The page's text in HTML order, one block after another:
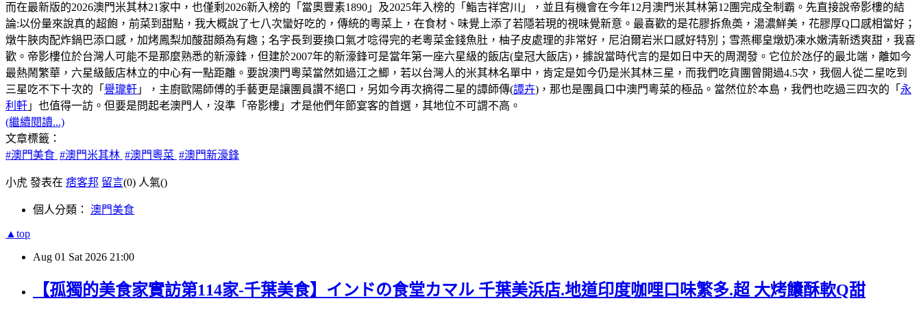
而在最新版的2026澳門米其林21家中，也僅剩2026新入榜的「當奧豐素1890」及2025年入榜的「鮨吉祥宮川」，並且有機會在今年12月澳門米其林第12團完成全制霸。先直接說帝影樓的結
論:以份量來說真的超飽，前菜到甜點，我大概說了七八次蠻好吃的，傳統的粵菜上，在食材、味覺上添了若隱若現的視味覺新意。最喜歡的是花膠拆魚𡙡，湯濃鮮美，花膠厚Q口感相當好；
燉牛脥肉配炸鍋巴添口感，加烤鳳梨加酸甜頗為有趣；名字長到要換口氣才唸得完的老粵菜金錢魚肚，柚子皮處理的非常好，尼泊爾岩米口感好特別；雪燕椰皇燉奶凍水嫩清新透爽甜，我喜
歡。帝影樓位於台灣人可能不是那麼熟悉的新濠鋒，但建於2007年的新濠鋒可是當年第一座六星級的飯店(皇冠大飯店)，據說當時代言的是如日中天的周潤發。它位於氹仔的最北端，離如今
最熱鬧繁華，六星級飯店林立的中心有一點距離。要說澳門粵菜當然如過江之鯽，若以台灣人的米其林名單中，肯定是如今仍是米其林三星，而我們吃貨團曾開過4.5次，我個人從二星吃到
三星吃不下十次的「 譽瓏軒 」，主廚歐陽師傅的手藝更是讓團員讚不絕口，另如今再次摘得二星的譚師傳(譚卉)，那也是團員口中澳門粵菜的極品。當然位於本島，我們也吃過三四次的「 永
利軒 」也值得一訪。但要是問起老澳門人，沒準「帝影樓」才是他們年節宴客的首選，其地位不可謂不高。
(繼續閱讀...)
文章標籤：
#澳門美食 #澳門米其林 #澳門粵菜 #澳門新濠鋒
小虎 發表在 痞客邦 留言(0) 人氣()
個人分類： 澳門美食
▲top
Aug 01 Sat 2026 21:00
【孤獨的美食家實訪第114家-千葉美食】インドの食堂カマル 千葉美浜店.地道印度咖哩口味繁多.超 大烤饢酥軟Q甜